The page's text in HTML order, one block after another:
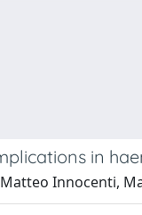
in
Innocenti,